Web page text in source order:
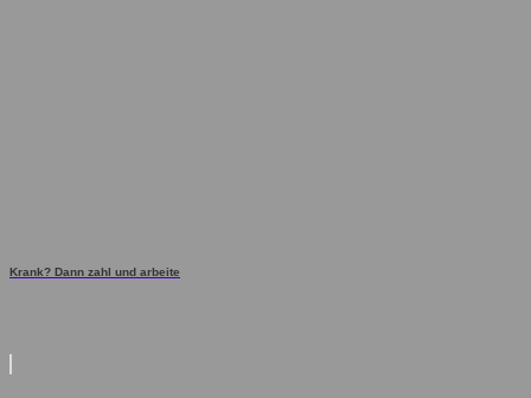
Krank? Dann zahl und arbeite